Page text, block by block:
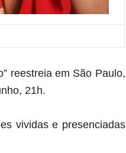
reestreia em São Paulo,
21h.
vividas e presenciadas